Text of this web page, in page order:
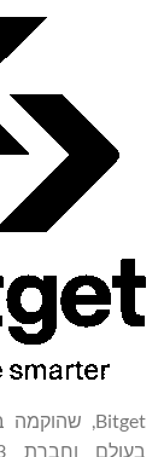
Bitget, שהוקמה בשנת 2018, היא